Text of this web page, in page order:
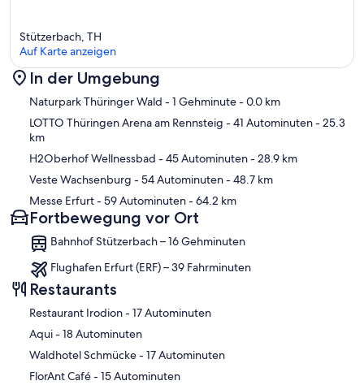
Karte
Stützerbach, TH
Auf Karte anzeigen
In der Umgebung
Naturpark Thüringer Wald - 1 Gehminute- 0.0 km
LOTTO Thüringen Arena am Rennsteig - 41 Autominuten- 25.3
km
H2Oberhof Wellnessbad - 45 Autominuten- 28.9 km
Veste Wachsenburg - 54 Autominuten- 48.7 km
Messe Erfurt- 59 Autominuten- 64.2 km
Fortbewegung vor Ort
Bahnhof Stützerbach – 16 Gehminuten
Flughafen Erfurt (ERF) – 39 Fahrminuten
Restaurants
‪Restaurant Irodion - ‬17 Autominuten
‪Aqui - ‬18 Autominuten
‪Waldhotel Schmücke - ‬17 Autominuten
‪FlorAnt Café - ‬15 Autominuten